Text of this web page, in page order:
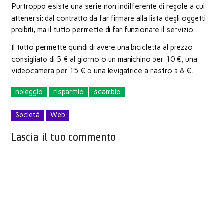
Purtroppo esiste una serie non indifferente di regole a cui
attenersi: dal contratto da far firmare alla lista degli oggetti
proibiti, ma il tutto permette di far funzionare il servizio.
Il tutto permette quindi di avere una bicicletta al prezzo
consigliato di 5 € al giorno o un manichino per 10 €, una
videocamera per 15 € o una levigatrice a nastro a 8 €.
noleggio risparmio scambio
Società Web
Lascia il tuo commento